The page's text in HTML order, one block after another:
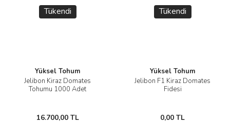
Tükendi
Yüksel Tohum
Jelibon Kiraz Domates
Tohumu 1000 Adet
16.700,00 TL
Tükendi
Yüksel Tohum
Jelibon F1 Kiraz Domates
Fidesi
0,00 TL